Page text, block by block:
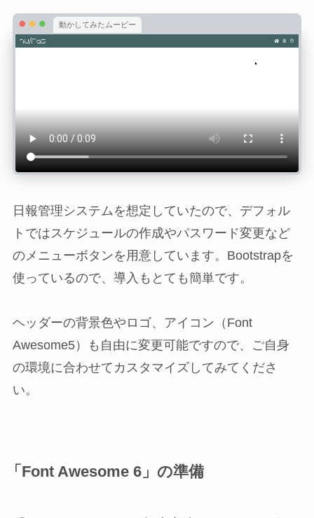
動かしてみたムービー
日報管理システムを想定していたので、デフォル
トではスケジュールの作成やパスワード変更など
のメニューボタンを用意しています。Bootstrapを
使っているので、導入もとても簡単です。
ヘッダーの背景色やロゴ、アイコン（Font
Awesome5）も自由に変更可能ですので、ご自身
の環境に合わせてカスタマイズしてみてくださ
い。
「Font Awesome 6」の準備